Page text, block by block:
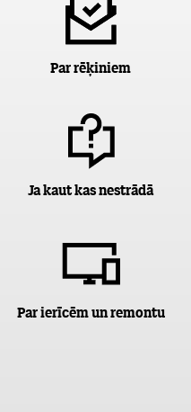
Par rēķiniem
Ja kaut kas nestrādā
Par ierīcēm un remontu